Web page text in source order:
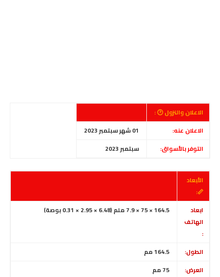
الاعلان والنزول 🕑 :
الاعلان عنه:
التوفر بالأسواق:
سبتمبر 2023
الأبعاد
📏:
ابعاد
الهاتف
:
164.5 × 75 × 7.9 ملم (6.48 × 2.95 × 0.31 بوصة)
الطول:
العرض:
75 مم